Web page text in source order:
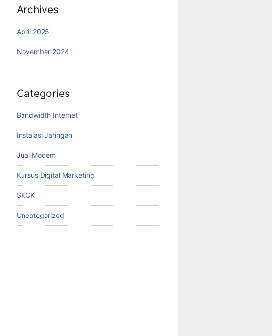
Archives
April 2025
November 2024
Categories
Bandwidth Internet
Instalasi Jaringan
Jual Modem
Kursus Digital Marketing
SKCK
Uncategorized